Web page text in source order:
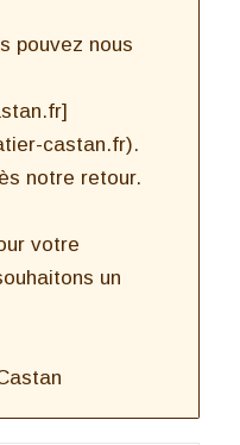
pouvez nous
castan.fr).
notre retour.
votre
un